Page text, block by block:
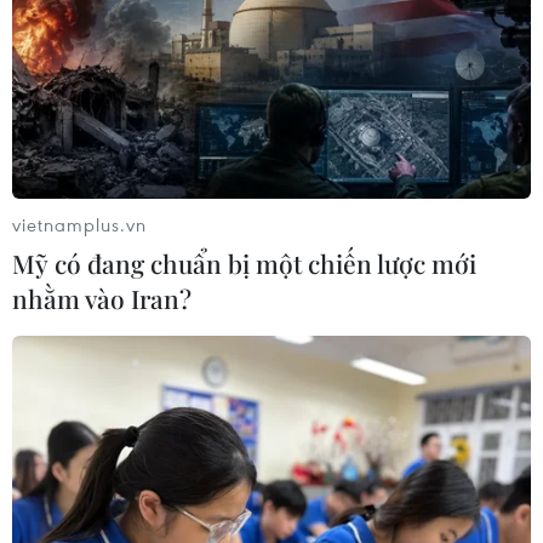
Theo dõi VietnamPlus
TIN LIÊN QUAN
vietnamplus.vn
Mỹ có đang chuẩn bị một chiến lược mới
nhằm vào Iran?